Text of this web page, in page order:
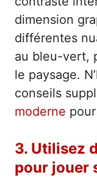
dimension
différentes
au bleu-vert,
le paysage.
conseils
moderne
3. Utilisez
pour jouer